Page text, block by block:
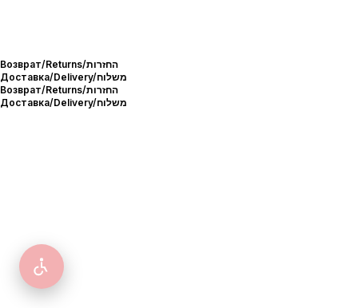
Возврат/Returns/החזרות
Доставка/Delivery/משלוח
Возврат/Returns/החזרות
Доставка/Delivery/משלוח